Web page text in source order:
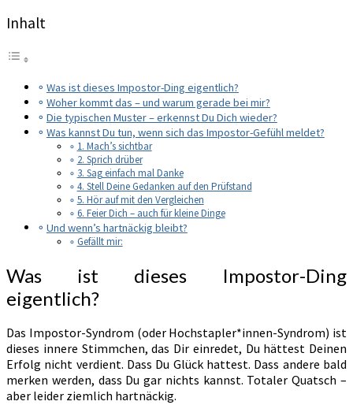
Inhalt
Was ist dieses Impostor-Ding eigentlich?
Woher kommt das – und warum gerade bei mir?
Die typischen Muster – erkennst Du Dich wieder?
Was kannst Du tun, wenn sich das Impostor-Gefühl meldet?
1. Mach’s sichtbar
2. Sprich drüber
3. Sag einfach mal Danke
4. Stell Deine Gedanken auf den Prüfstand
5. Hör auf mit den Vergleichen
6. Feier Dich – auch für kleine Dinge
Und wenn’s hartnäckig bleibt?
Gefällt mir:
Was ist dieses Impostor-Ding
eigentlich?
Das Impostor-Syndrom (oder Hochstapler*innen-Syndrom) ist
dieses innere Stimmchen, das Dir einredet, Du hättest Deinen
Erfolg nicht verdient. Dass Du Glück hattest. Dass andere bald
merken werden, dass Du gar nichts kannst. Totaler Quatsch –
aber leider ziemlich hartnäckig.